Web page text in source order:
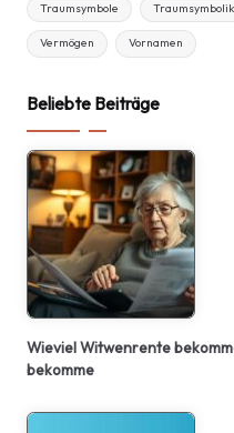
Traumsymbole Traumsymbolik
Vermögen Vornamen
Beliebte Beiträge
Wieviel Witwenrente
bekomme